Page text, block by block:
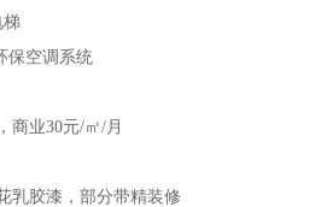
梯
保空调系统
商业30元/㎡/月
乳胶漆，部分带精装修